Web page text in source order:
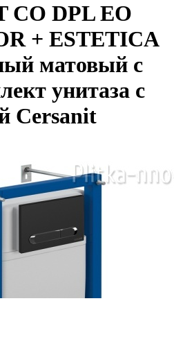
CO DPL EO
+ ESTETICA
матовый с
унитаза с
Cersanit